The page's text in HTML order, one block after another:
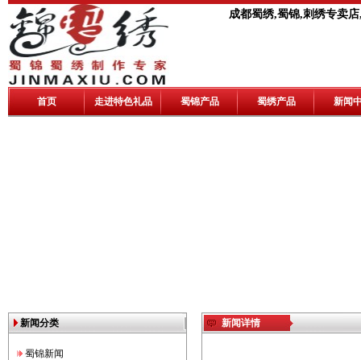
成都蜀绣,蜀锦,刺绣专卖
首页 走进特色礼品 蜀锦产品 蜀绣产品 新闻
新闻分类
蜀锦新闻
新闻详情